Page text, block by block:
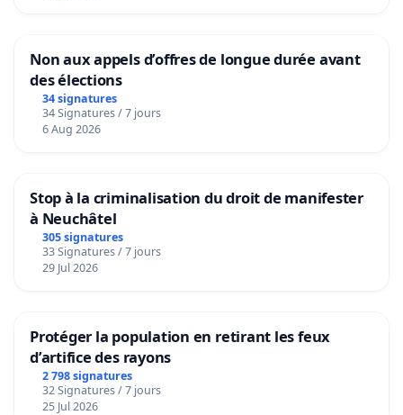
Non aux appels d’offres de longue durée avant
des élections
34 signatures
34 Signatures / 7 jours
6 Aug 2026
Stop à la criminalisation du droit de manifester
à Neuchâtel
305 signatures
33 Signatures / 7 jours
29 Jul 2026
Protéger la population en retirant les feux
d’artifice des rayons
2 798 signatures
32 Signatures / 7 jours
25 Jul 2026